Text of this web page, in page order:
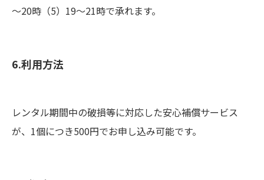
～20時（5）19～21時で承れます。
6.利用方法
レンタル期間中の破損等に対応した安心補償サービス
が、1個につき500円でお申し込み可能です。